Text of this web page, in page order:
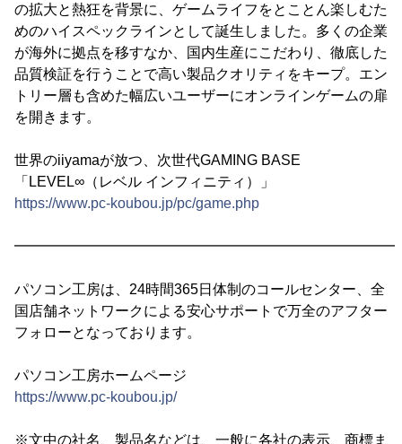
の拡大と熱狂を背景に、ゲームライフをとことん楽しむた
めのハイスペックラインとして誕生しました。多くの企業
が海外に拠点を移すなか、国内生産にこだわり、徹底した
品質検証を行うことで高い製品クオリティをキープ。エン
トリー層も含めた幅広いユーザーにオンラインゲームの扉
を開きます。
世界のiiyamaが放つ、次世代GAMING BASE
「LEVEL∞（レベル インフィニティ）」
https://www.pc-koubou.jp/pc/game.php
パソコン工房は、24時間365日体制のコールセンター、全
国店舗ネットワークによる安心サポートで万全のアフター
フォローとなっております。
パソコン工房ホームページ
https://www.pc-koubou.jp/
※文中の社名、製品名などは、一般に各社の表示、商標ま